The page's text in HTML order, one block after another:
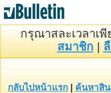
กรุณาสละเวลาเพี
สมาชิก |
กลับไปหน้าแรก ค้นหาสิ